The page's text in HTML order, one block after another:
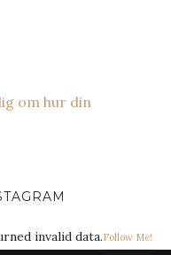
om hur din
invalid data.Follow Me!